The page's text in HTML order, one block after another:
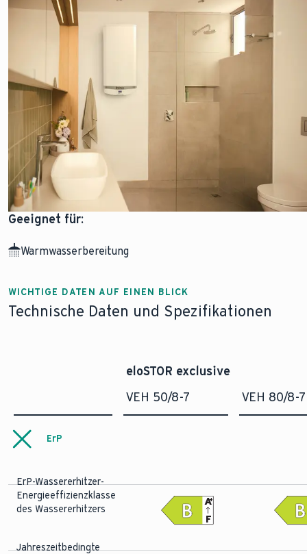
Geeignet für:
Warmwasserbereitung
WICHTIGE DATEN AUF EINEN BLICK
Technische Daten und Spezifikationen
eloSTOR exclusive
VEH 50/8-7
VEH 80/8-7
ErP
ErP-Wassererhitzer-
Energieeffizienzklasse
des Wassererhitzers
F
A+
Jahreszeitbedingte